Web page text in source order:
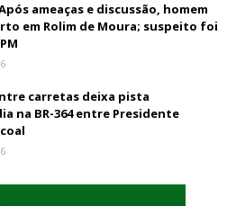
Após ameaças e discussão, homem
em Rolim de Moura; suspeito foi
carretas deixa pista
na BR-364 entre Presidente